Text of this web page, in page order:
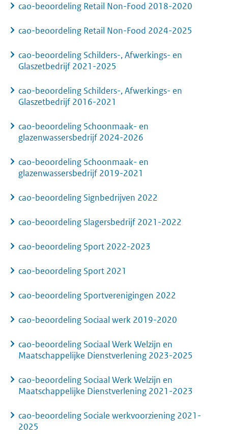
cao-beoordeling Retail Non-Food 2018-2020
cao-beoordeling Retail Non-Food 2024-2025
cao-beoordeling Schilders-, Afwerkings- en
Glaszetbedrijf 2021-2025
cao-beoordeling Schilders-, Afwerkings- en
Glaszetbedrijf 2016-2021
cao-beoordeling Schoonmaak- en
glazenwassersbedrijf 2024-2026
cao-beoordeling Schoonmaak- en
glazenwassersbedrijf 2019-2021
cao-beoordeling Signbedrijven 2022
cao-beoordeling Slagersbedrijf 2021-2022
cao-beoordeling Sport 2022-2023
cao-beoordeling Sport 2021
cao-beoordeling Sportverenigingen 2022
cao-beoordeling Sociaal werk 2019-2020
cao-beoordeling Sociaal Werk Welzijn en
Maatschappelijke Dienstverlening 2023-2025
cao-beoordeling Sociaal Werk Welzijn en
Maatschappelijke Dienstverlening 2021-2023
cao-beoordeling Sociale werkvoorziening 2021-
2025